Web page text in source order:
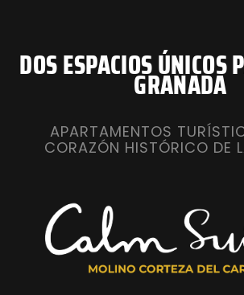
DOS ESPACIOS ÚNICOS
GRANADA
APARTAMENTOS
CORAZÓN HISTÓRICO DE